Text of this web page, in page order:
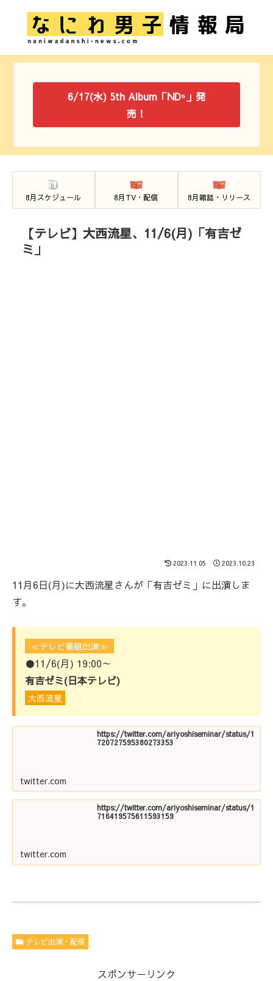
6/17(水) 5th Album「ND⁵」発
売！
8月スケジュール 8月TV・配信 8月雑誌・リリース
【テレビ】大西流星、11/6(月)「有吉ゼ
ミ」
2023.11.05 2023.10.23
11月6日(月)に大西流星さんが「有吉ゼミ」に出演しま
す。
≪テレビ番組出演≫
●11/6(月) 19:00～
有吉ゼミ(日本テレビ)
大西流星
https://twitter.com/ariyoshiseminar/status/1
720727595380273353
twitter.com
https://twitter.com/ariyoshiseminar/status/1
716419575611593159
twitter.com
テレビ出演・配信
スポンサーリンク